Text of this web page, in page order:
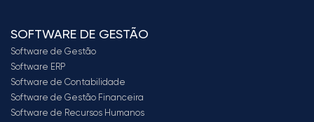
SOFTWARE DE GESTÃO
Software de Gestão
Software ERP
Software de Contabilidade
Software de Gestão Financeira
Software de Recursos Humanos